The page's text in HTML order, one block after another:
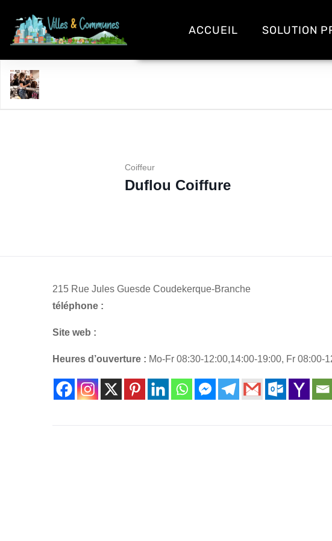
ACCUEIL SOLUTION
Coiffeur
Duflou Coiffure
215 Rue Jules Guesde Coudekerque-Branche
téléphone :
Site web :
Heures d’ouverture : Mo-Fr 08:30-12:00,14:00-19:00, Fr 08:00-